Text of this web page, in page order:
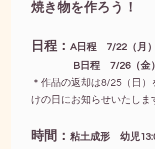
焼き物を作ろう！
日程： A日程 7/22（月
B日程 7/26（金）
＊作品の返却は8/25（日
けの日にお知らせいたしま
時間： 粘土成形 幼児